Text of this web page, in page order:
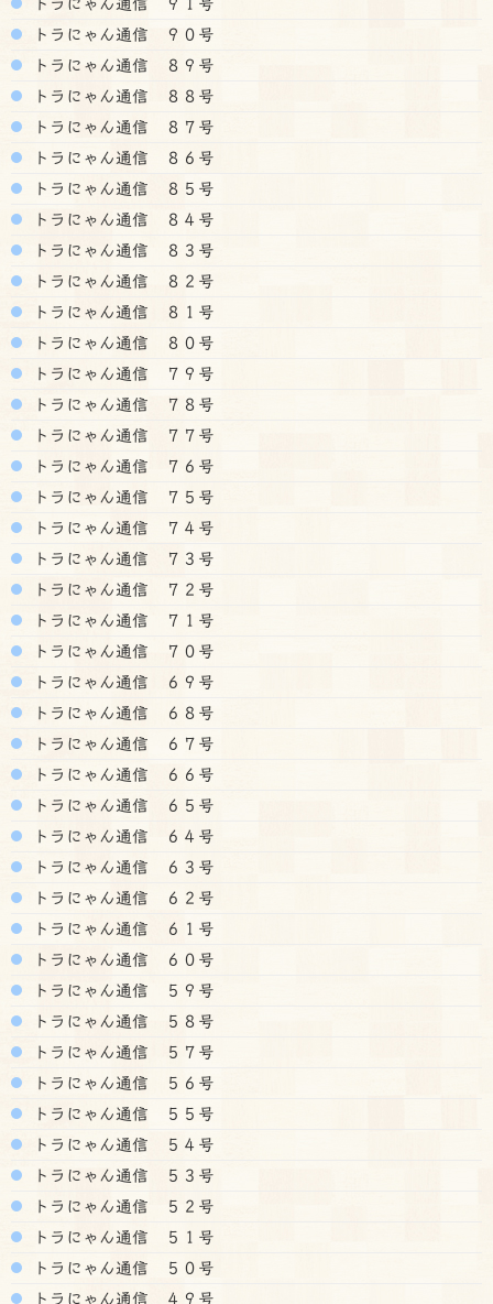
トラにゃん通信 ９０号
トラにゃん通信 ８９号
トラにゃん通信 ８８号
トラにゃん通信 ８７号
トラにゃん通信 ８６号
トラにゃん通信 ８５号
トラにゃん通信 ８４号
トラにゃん通信 ８３号
トラにゃん通信 ８２号
トラにゃん通信 ８１号
トラにゃん通信 ８０号
トラにゃん通信 ７９号
トラにゃん通信 ７８号
トラにゃん通信 ７７号
トラにゃん通信 ７６号
トラにゃん通信 ７５号
トラにゃん通信 ７４号
トラにゃん通信 ７３号
トラにゃん通信 ７２号
トラにゃん通信 ７１号
トラにゃん通信 ７０号
トラにゃん通信 ６９号
トラにゃん通信 ６８号
トラにゃん通信 ６７号
トラにゃん通信 ６６号
トラにゃん通信 ６５号
トラにゃん通信 ６４号
トラにゃん通信 ６３号
トラにゃん通信 ６２号
トラにゃん通信 ６１号
トラにゃん通信 ６０号
トラにゃん通信 ５９号
トラにゃん通信 ５８号
トラにゃん通信 ５７号
トラにゃん通信 ５６号
トラにゃん通信 ５５号
トラにゃん通信 ５４号
トラにゃん通信 ５３号
トラにゃん通信 ５２号
トラにゃん通信 ５１号
トラにゃん通信 ５０号
トラにゃん通信 ４９号